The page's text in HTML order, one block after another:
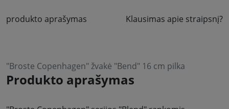
produkto aprašymas Klausimas apie straipsnį?
"Broste Copenhagen" žvakė "Bend" 16 cm pilka
Produkto aprašymas